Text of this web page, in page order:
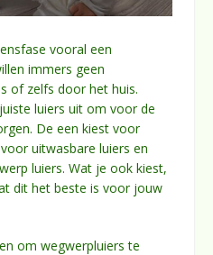
vooral een
immers geen
of zelfs door het huis.
luiers uit om voor de
De een kiest voor
uitwasbare luiers en
luiers. Wat je ook kiest,
dit het beste is voor jouw
om wegwerpluiers te